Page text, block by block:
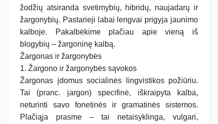
žodžių atsiranda svetimybių, hibridų, naujadarų ir
žargonybių. Pastarieji labai lengvai prigyja jaunimo
kalboje. Pakalbėkime plačiau apie vieną iš
blogybių – žargoninę kalbą.
Žargonas ir žargonybės
1. Žargono ir žargonybės sąvokos
Žargonas įdomus socialinės lingvistikos požiūriu.
Tai (pranc. jargon) specifinė, iškraipyta kalba,
neturinti savo fonetinės ir gramatinės sistemos.
Plačiąja prasme – tai netaisyklinga, vulgari,